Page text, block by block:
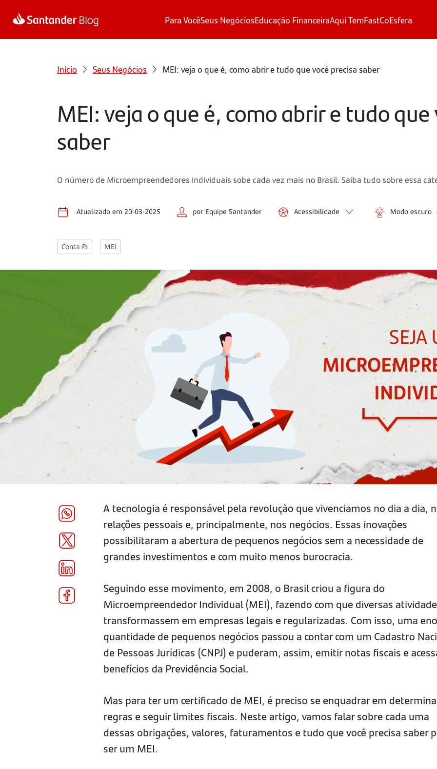
Para VocêSeus NegóciosEducação FinanceiraAqui TemFastCoEsfera
Início Seus Negócios MEI: veja o que é, como abrir e tudo que você precisa saber
MEI: veja o que é, como abrir e tudo que
saber
O número de Microempreendedores Individuais sobe cada vez mais no Brasil. Saiba tudo sobre essa
Atualizado em 20-03-2025 por Equipe Santander Acessibilidade Modo escuro
Conta PJ MEI
A tecnologia é responsável pela revolução que vivenciamos no dia a dia,
relações pessoais e, principalmente, nos negócios. Essas inovações
possibilitaram a abertura de pequenos negócios sem a necessidade de
grandes investimentos e com muito menos burocracia.
Seguindo esse movimento, em 2008, o Brasil criou a figura do
Microempreendedor Individual (MEI), fazendo com que diversas
transformassem em empresas legais e regularizadas. Com isso, uma
quantidade de pequenos negócios passou a contar com um Cadastro
de Pessoas Jurídicas (CNPJ) e puderam, assim, emitir notas fiscais e
benefícios da Previdência Social.
Mas para ter um certificado de MEI, é preciso se enquadrar em
regras e seguir limites fiscais. Neste artigo, vamos falar sobre cada uma
dessas obrigações, valores, faturamentos e tudo que você precisa saber
ser um MEI.